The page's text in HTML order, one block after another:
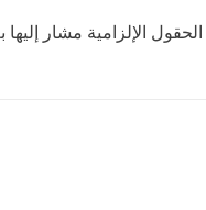
الحقول الإلزامية مشار إليها